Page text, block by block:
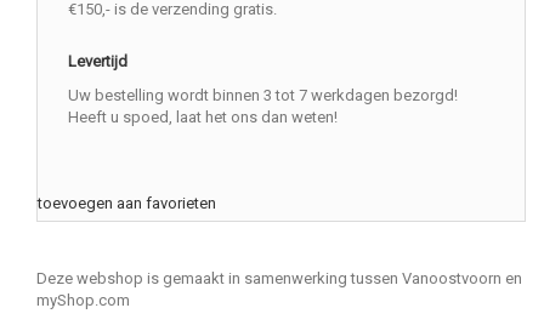
€150,- is de verzending gratis.
Levertijd
Uw bestelling wordt binnen 3 tot 7 werkdagen bezorgd!
Heeft u spoed, laat het ons dan weten!
toevoegen aan favorieten
Deze webshop is gemaakt in samenwerking tussen Vanoostvoorn en
myShop.com